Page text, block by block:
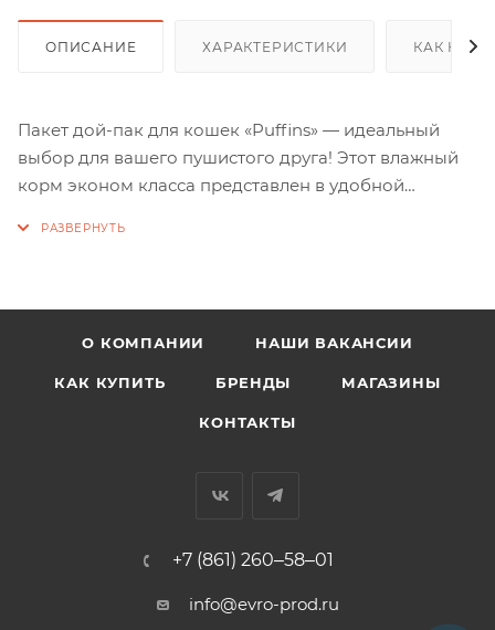
ОПИСАНИЕ ХАРАКТЕРИСТИКИ КАК
Пакет дой-пак для кошек «Puffins» — идеальный
выбор для вашего пушистого друга! Этот влажный
корм эконом класса представлен в удобной
О КОМПАНИИ НАШИ ВАКАНСИИ
КАК КУПИТЬ БРЕНДЫ МАГАЗИНЫ
КОНТАКТЫ
+7 (861) 260‒58‒01
info@evro-prod.ru